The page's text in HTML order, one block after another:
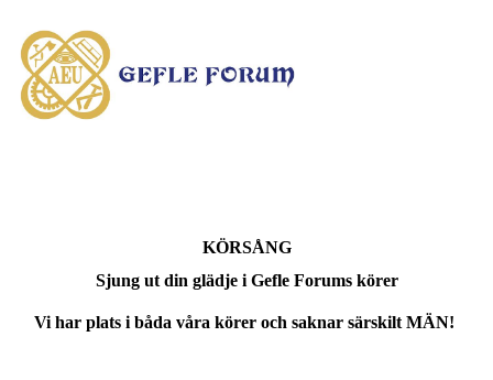
KÖRSÅNG
Sjung ut din glädje i Gefle Forums körer
Vi har plats i båda våra körer och saknar särskilt MÄN!